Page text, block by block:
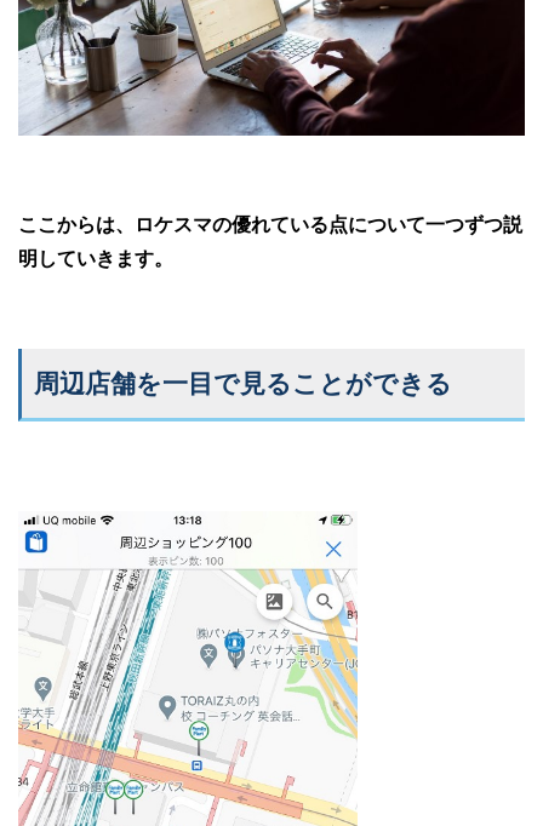
ここからは、ロケスマの優れている点について一つずつ説
明していきます。
周辺店舗を一目で見ることができる